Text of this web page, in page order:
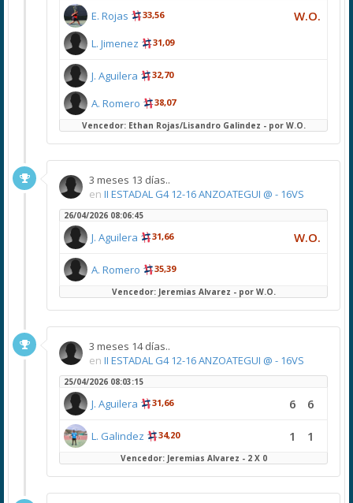
E. Rojas 33,56
L. Jimenez 31,09
W.O.
J. Aguilera 32,70
A. Romero 38,07
Vencedor: Ethan Rojas/Lisandro Galindez - por W.O.
3 meses 13 días..
en II ESTADAL G4 12-16 ANZOATEGUI @ - 16VS
26/04/2026 08:06:45
J. Aguilera 31,66 W.O.
A. Romero 35,39
Vencedor: Jeremias Alvarez - por W.O.
3 meses 14 días..
en II ESTADAL G4 12-16 ANZOATEGUI @ - 16VS
25/04/2026 08:03:15
J. Aguilera 31,66 6 6
L. Galindez 34,20 1 1
Vencedor: Jeremias Alvarez - 2 X 0